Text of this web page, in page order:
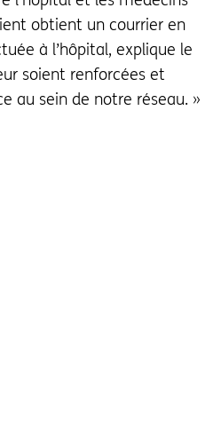
obtient un courrier en
à l’hôpital, explique le
soient renforcées et
au sein de notre réseau. »